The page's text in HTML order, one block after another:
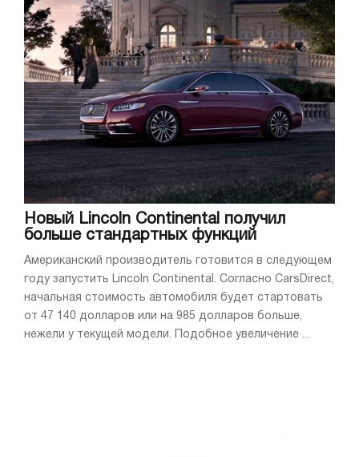
Новый Lincoln Continental получил
больше стандартных функций
Американский производитель готовится в следующем
году запустить Lincoln Continental. Согласно CarsDirect,
начальная стоимость автомобиля будет стартовать
от 47 140 долларов или на 985 долларов больше,
нежели у текущей модели. Подобное увеличение ...